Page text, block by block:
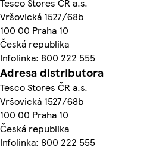
Vršovická 1527/68b
100 00 Praha 10
Česká republika
Infolinka: 800 222 555
Adresa distributora
Tesco Stores ČR a.s.
Vršovická 1527/68b
100 00 Praha 10
Česká republika
Infolinka: 800 222 555